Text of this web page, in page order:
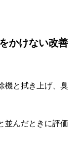
かけない改善
機と拭き上げ、臭
並んだときに評価